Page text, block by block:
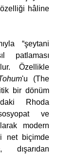
hâline
“şeytani
patlaması
Özellikle
'u (The
bir dönüm
Rhoda
ve
modern
net biçimde
, dışarıdan